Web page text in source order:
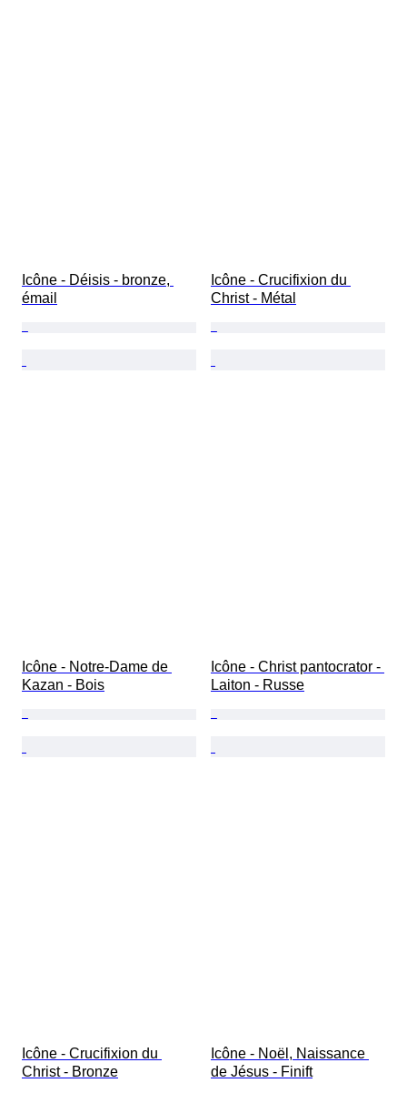
Icône - Déisis - bronze,
émail
Icône - Crucifixion du
Christ - Métal
Icône - Notre-Dame de
Kazan - Bois
Icône - Christ pantocrator -
Laiton - Russe
Icône - Crucifixion du
Christ - Bronze
Icône - Noël, Naissance
de Jésus - Finift